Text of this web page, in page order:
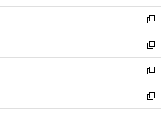
開
く
ウ
で
開
く
ン
ド
ウ
で
開
く
ウ
ィ
ン
ド
ウ
で
開
く
し
い
ウ
ィ
ン
ド
ウ
で
開
新
し
い
ウ
ィ
ン
ド
ウ
新
し
い
ウ
ィ
ン
新
し
い
ウ
新
し